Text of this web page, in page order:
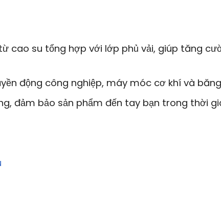
cao su tổng hợp với lớp phủ vải, giúp tăng
động công nghiệp, máy móc cơ khí và
đảm bảo sản phẩm đến tay bạn trong thời